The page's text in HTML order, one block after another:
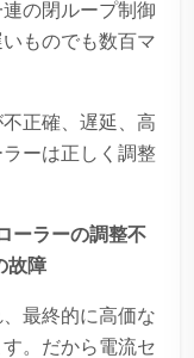
の閉ループ制御
ものでも数百マ
正確、遅延、高
ーは正しく調整
ーラーの調整不
故障
最終的に高価な
。だから電流セ